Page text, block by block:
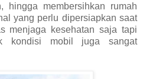
hingga membersihkan rumah
yang perlu dipersiapkan saat
menjaga kesehatan saja tapi
kondisi mobil juga sangat